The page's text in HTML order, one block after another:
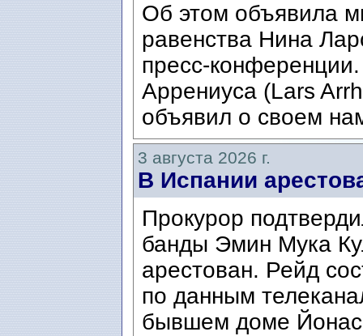
Об этом объявила
равенства Нина
пресс-
Аррениуса (Lars
объявил о своем
3 августа 2026 г.
В Испании
Прокурор
банды Эмин Мука
арестован. Рейд
по данным
бывшем доме